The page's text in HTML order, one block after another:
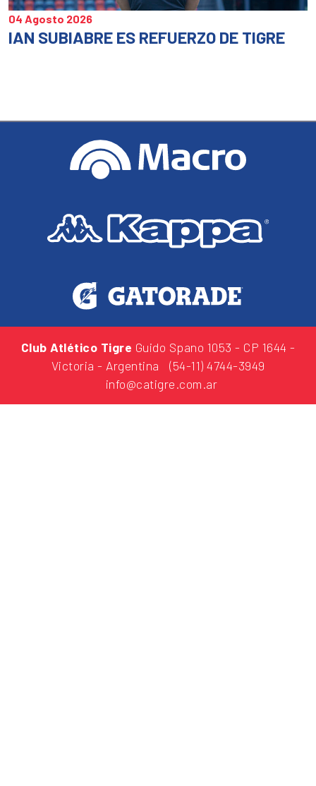
04 Agosto 2026
IAN SUBIABRE ES REFUERZO DE TIGRE
Club Atlético Tigre Guido Spano 1053 - CP 1644 -
Victoria - Argentina
(54-11) 4744-3949
info@catigre.com.ar